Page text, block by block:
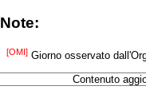
Note:
[OMI] Giorno osservato
Contenuto